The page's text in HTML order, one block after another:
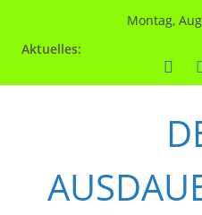
Montag,
Aktuelles: